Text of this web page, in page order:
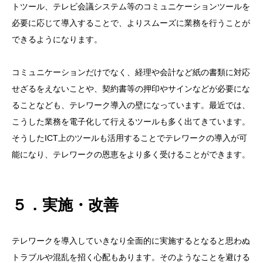
トツール、テレビ会議システム等のコミュニケーションツールを
必要に応じて導入することで、よりスムーズに業務を行うことが
できるようになります。
コミュニケーションだけでなく、経理や会計など紙の書類に対応
せざるをえないことや、契約書等の押印やサインなどが必要にな
ることなども、テレワーク導入の壁になっています。最近では、
こうした業務を電子化して行えるツールも多く出てきています。
そうしたICT上のツールも活用することでテレワークの導入が可
能になり、テレワークの恩恵をより多く受けることができます。
５．実施・改善
テレワークを導入していきなり全面的に実施するとなると思わぬ
トラブルや混乱を招く心配もあります。そのようなことを避ける